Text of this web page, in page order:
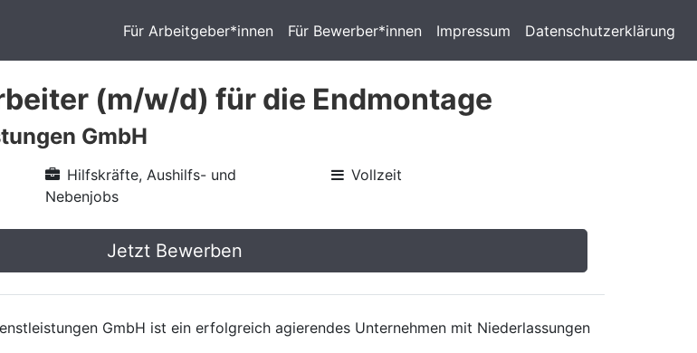
Für Arbeitgeber*innen Für Bewerber*innen Impressum Datenschutzerklärung
(m/w/d) für die Endmontage
GmbH
Hilfskräfte, Aushilfs- und
Nebenjobs
Vollzeit
Jetzt Bewerben
GmbH ist ein erfolgreich agierendes Unternehmen mit Niederlassungen